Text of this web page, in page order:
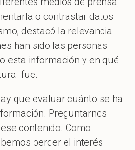
o contrastar datos
destacó la relevancia
han sido las personas
esta información y en qué
fue.
que evaluar cuánto se ha
Preguntarnos
contenido. Como
perder el interés